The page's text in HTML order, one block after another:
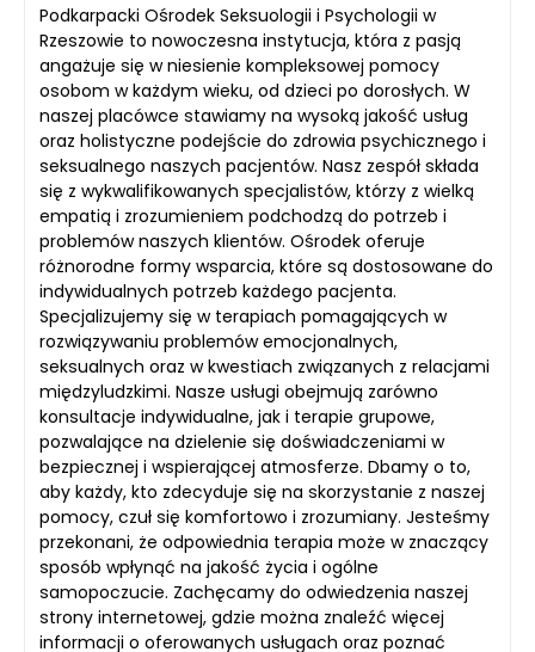
Podkarpacki Ośrodek Seksuologii i Psychologii w
Rzeszowie to nowoczesna instytucja, która z pasją
angażuje się w niesienie kompleksowej pomocy
osobom w każdym wieku, od dzieci po dorosłych. W
naszej placówce stawiamy na wysoką jakość usług
oraz holistyczne podejście do zdrowia psychicznego i
seksualnego naszych pacjentów. Nasz zespół składa
się z wykwalifikowanych specjalistów, którzy z wielką
empatią i zrozumieniem podchodzą do potrzeb i
problemów naszych klientów. Ośrodek oferuje
różnorodne formy wsparcia, które są dostosowane do
indywidualnych potrzeb każdego pacjenta.
Specjalizujemy się w terapiach pomagających w
rozwiązywaniu problemów emocjonalnych,
seksualnych oraz w kwestiach związanych z relacjami
międzyludzkimi. Nasze usługi obejmują zarówno
konsultacje indywidualne, jak i terapie grupowe,
pozwalające na dzielenie się doświadczeniami w
bezpiecznej i wspierającej atmosferze. Dbamy o to,
aby każdy, kto zdecyduje się na skorzystanie z naszej
pomocy, czuł się komfortowo i zrozumiany. Jesteśmy
przekonani, że odpowiednia terapia może w znaczący
sposób wpłynąć na jakość życia i ogólne
samopoczucie. Zachęcamy do odwiedzenia naszej
strony internetowej, gdzie można znaleźć więcej
informacji o oferowanych usługach oraz poznać